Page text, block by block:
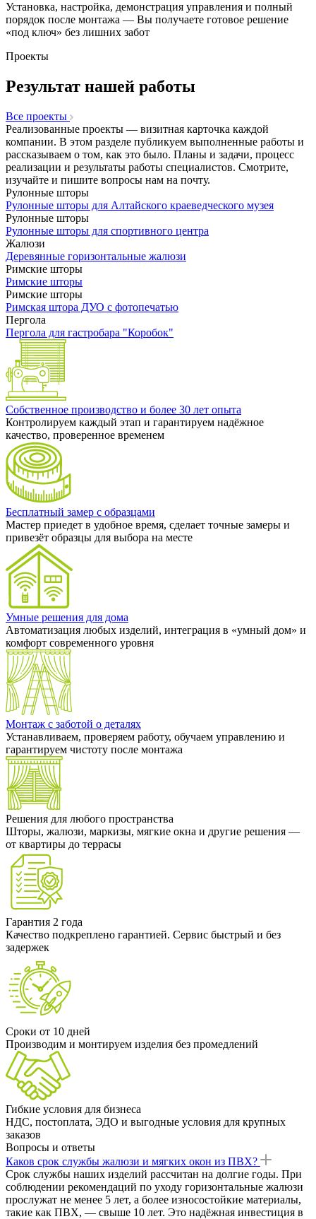
Установка, настройка, демонстрация управления и полный
порядок после монтажа — Вы получаете готовое решение
«под ключ» без лишних забот
Проекты
Результат нашей работы
Все проекты
Реализованные проекты — визитная карточка каждой
компании. В этом разделе публикуем выполненные работы и
рассказываем о том, как это было. Планы и задачи, процесс
реализации и результаты работы специалистов. Смотрите,
изучайте и пишите вопросы нам на почту.
Рулонные шторы
Рулонные шторы для Алтайского краеведческого музея
Рулонные шторы
Рулонные шторы для спортивного центра
Жалюзи
Деревянные горизонтальные жалюзи
Римские шторы
Римские шторы
Римские шторы
Римская штора ДУО с фотопечатью
Пергола
Пергола для гастробара "Коробок"
Собственное производство и более 30 лет опыта
Контролируем каждый этап и гарантируем надёжное
качество, проверенное временем
Бесплатный замер с образцами
Мастер приедет в удобное время, сделает точные замеры и
привезёт образцы для выбора на месте
Умные решения для дома
Автоматизация любых изделий, интеграция в «умный дом» и
комфорт современного уровня
Монтаж с заботой о деталях
Устанавливаем, проверяем работу, обучаем управлению и
гарантируем чистоту после монтажа
Решения для любого пространства
Шторы, жалюзи, маркизы, мягкие окна и другие решения —
от квартиры до террасы
Гарантия 2 года
Качество подкреплено гарантией. Сервис быстрый и без
задержек
Сроки от 10 дней
Производим и монтируем изделия без промедлений
Гибкие условия для бизнеса
НДС, постоплата, ЭДО и выгодные условия для крупных
заказов
Вопросы и ответы
Каков срок службы жалюзи и мягких окон из ПВХ?
Срок службы наших изделий рассчитан на долгие годы. При
соблюдении рекомендаций по уходу горизонтальные жалюзи
прослужат не менее 5 лет, а более износостойкие материалы,
такие как ПВХ, — свыше 10 лет. Это надёжная инвестиция в